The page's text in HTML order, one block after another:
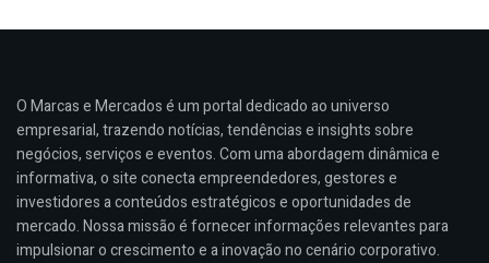
O Marcas e Mercados é um portal dedicado ao universo
empresarial, trazendo notícias, tendências e insights sobre
negócios, serviços e eventos. Com uma abordagem dinâmica e
informativa, o site conecta empreendedores, gestores e
investidores a conteúdos estratégicos e oportunidades de
mercado. Nossa missão é fornecer informações relevantes para
impulsionar o crescimento e a inovação no cenário corporativo.